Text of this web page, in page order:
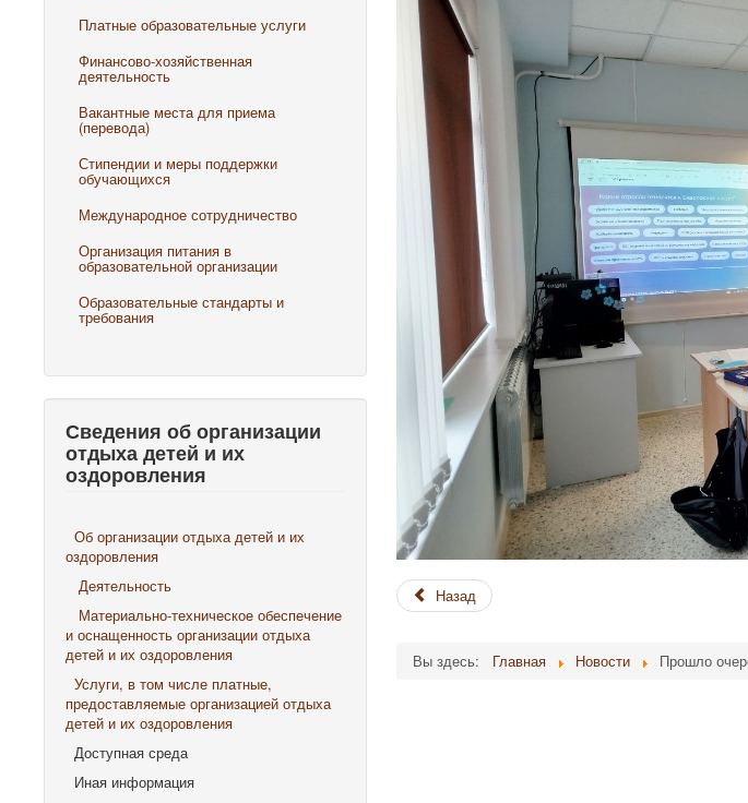
Платные образовательные услуги
Финансово-хозяйственная
деятельность
Вакантные места для приема
(перевода)
Стипендии и меры поддержки
обучающихся
Международное сотрудничество
Организация питания в
образовательной организации
Образовательные стандарты и
требования
Сведения об организации
отдыха детей и их
оздоровления
Об организации отдыха детей и их
оздоровления
Деятельность
Материально-техническое обеспечение
и оснащенность организации отдыха
детей и их оздоровления
Услуги, в том числе платные,
предоставляемые организацией отдыха
детей и их оздоровления
Доступная среда
Иная информация
Назад
Вы здесь: Главная Новости Прошло